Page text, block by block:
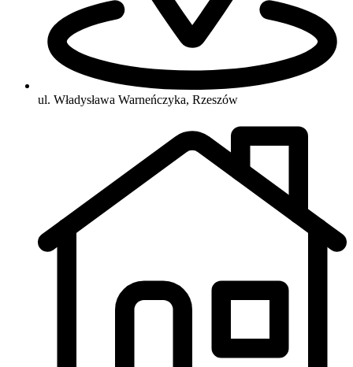
ul. Władysława Warneńczyka, Rzeszów